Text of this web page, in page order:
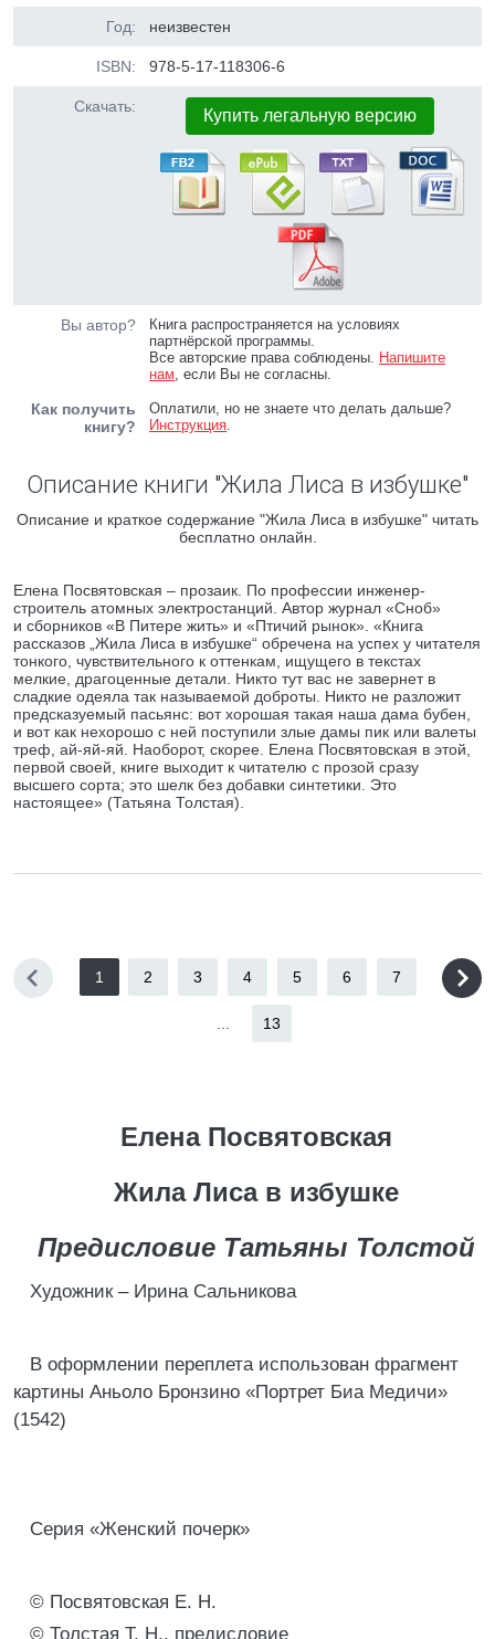
Год: неизвестен
ISBN: 978-5-17-118306-6
Скачать: Купить легальную версию
Вы автор?
Книга распространяется на условиях
партнёрской программы.
Все авторские права соблюдены. Напишите
нам, если Вы не согласны.
Как получить
книгу?
Оплатили, но не знаете что делать дальше?
Инструкция.
Описание книги "Жила Лиса в избушке"
Описание и краткое содержание "Жила Лиса в избушке" читать
бесплатно онлайн.
Елена Посвятовская – прозаик. По профессии инженер-
строитель атомных электростанций. Автор журнал «Сноб»
и сборников «В Питере жить» и «Птичий рынок». «Книга
рассказов „Жила Лиса в избушке“ обречена на успех у читателя
тонкого, чувствительного к оттенкам, ищущего в текстах
мелкие, драгоценные детали. Никто тут вас не завернет в
сладкие одеяла так называемой доброты. Никто не разложит
предсказуемый пасьянс: вот хорошая такая наша дама бубен,
и вот как нехорошо с ней поступили злые дамы пик или валеты
треф, ай-яй-яй. Наоборот, скорее. Елена Посвятовская в этой,
первой своей, книге выходит к читателю с прозой сразу
высшего сорта; это шелк без добавки синтетики. Это
настоящее» (Татьяна Толстая).
1 2 3 4 5 6 7
13
Елена Посвятовская
Жила Лиса в избушке
Предисловие Татьяны Толстой
Художник – Ирина Сальникова
В оформлении переплета использован фрагмент
картины Аньоло Бронзино «Портрет Биа Медичи»
(1542)
Серия «Женский почерк»
© Посвятовская Е. Н.
© Толстая Т. Н., предисловие